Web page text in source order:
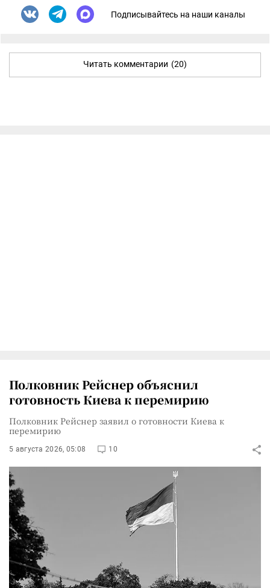
Подписывайтесь на наши каналы
Читать комментарии (20)
Полковник Рейснер объяснил
готовность Киева к перемирию
Полковник Рейснер заявил о готовности Киева к
перемирию
5 августа 2026, 05:08 10